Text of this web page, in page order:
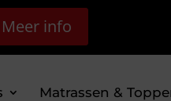
Meer info
Matrassen &